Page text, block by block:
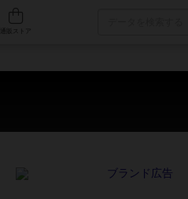
人気ボードゲーム